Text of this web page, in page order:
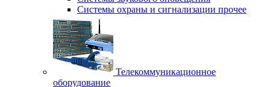
Системы охраны и сигнализации прочее
Телекоммуникационное
оборудование